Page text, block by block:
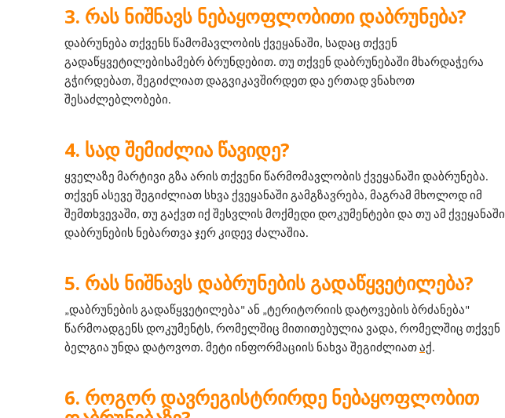
ᲠᲐᲡ ᲜᲘᲨᲜᲐᲕᲡ ᲜᲔᲑᲐᲧᲝᲤᲚᲝᲑᲘᲗᲘ ᲓᲐᲑᲠᲣᲜᲔᲑᲐ?
დაბრუნება თქვენს წამომავლობის ქვეყანაში, სადაც თქვენ
გადაწყვეტილებისამებრ ბრუნდებით. თუ თქვენ დაბრუნებაში მხარდაჭერა
გჭირდებათ, შეგიძლიათ დაგვიკავშირდეთ და ერთად ვნახოთ
შესაძლებლობები.
ᲡᲐᲓ ᲨᲔᲛᲘᲫᲚᲘᲐ ᲬᲐᲕᲘᲓᲔ?
ყველაზე მარტივი გზა არის თქვენი წარმომავლობის ქვეყანაში დაბრუნება.
თქვენ ასევე შეგიძლიათ სხვა ქვეყანაში გამგზავრება, მაგრამ მხოლოდ იმ
შემთხვევაში, თუ გაქვთ იქ შესვლის მოქმედი დოკუმენტები და თუ ამ ქვეყანაში
დაბრუნების ნებართვა ჯერ კიდევ ძალაშია.
ᲠᲐᲡ ᲜᲘᲨᲜᲐᲕᲡ ᲓᲐᲑᲠᲣᲜᲔᲑᲘᲡ ᲒᲐᲓᲐᲬᲧᲕᲔᲢᲘᲚᲔᲑᲐ?
„დაბრუნების გადაწყვეტილება" ან „ტერიტორიის დატოვების ბრძანება"
წარმოადგენს დოკუმენტს, რომელშიც მითითებულია ვადა, რომელშიც თქვენ
ბელგია უნდა დატოვოთ. მეტი ინფორმაციის ნახვა შეგიძლიათ აქ .
ᲠᲝᲒᲝᲠ ᲓᲐᲕᲠᲔᲒᲘᲡᲢᲠᲘᲠᲓᲔ ᲜᲔᲑᲐᲧᲝᲤᲚᲝᲑᲘᲗ